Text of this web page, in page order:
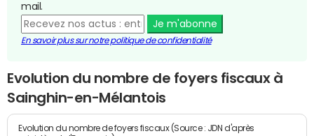
mail.
Je m'abonne
En savoir plus sur notre politique de confidentialité
Evolution du nombre de foyers fiscaux à
Sainghin-en-Mélantois
Evolution du nombre de foyers fiscaux (Source : JDN d'après